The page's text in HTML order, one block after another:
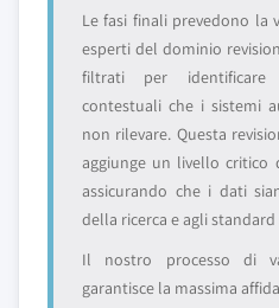
Le fasi finali prevedono la
esperti del dominio
filtrati per
contestuali che i sistemi
non rilevare. Questa
aggiunge un livello critico
assicurando che i dati
della ricerca e agli
Il nostro processo di
garantisce la massima